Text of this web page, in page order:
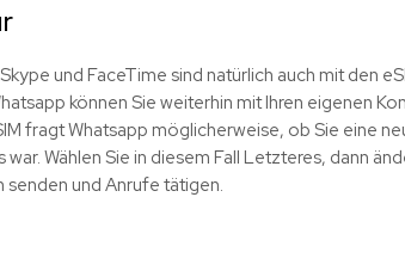
und FaceTime sind natürlich auch mit den
können Sie weiterhin mit Ihren eigenen
fragt Whatsapp möglicherweise, ob Sie eine
Wählen Sie in diesem Fall Letzteres, dann
senden und Anrufe tätigen.